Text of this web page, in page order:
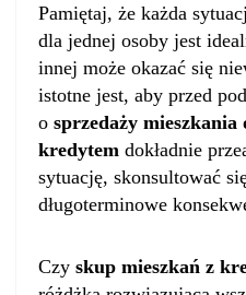
Pamiętaj, że każda
dla jednej osoby jest
innej może okazać się
istotne jest, aby przed
o sprzedaży mieszkania
kredytem dokładnie
sytuację, skonsultować
długoterminowe
Czy skup mieszkań z